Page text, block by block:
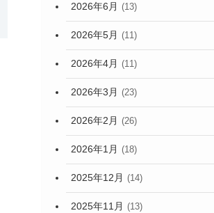
2026年6月 (13)
2026年5月 (11)
2026年4月 (11)
2026年3月 (23)
2026年2月 (26)
2026年1月 (18)
2025年12月 (14)
2025年11月 (13)